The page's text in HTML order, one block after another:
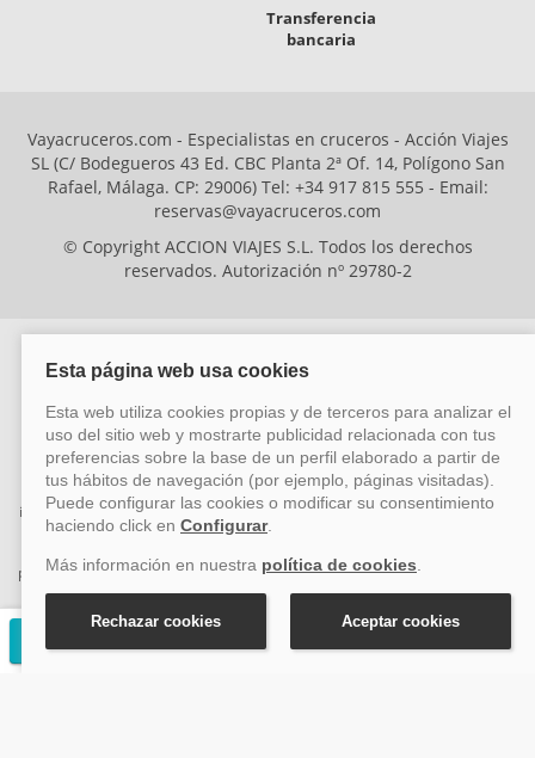
Transferencia
bancaria
Vayacruceros.com - Especialistas en cruceros - Acción Viajes
SL (C/ Bodegueros 43 Ed. CBC Planta 2ª Of. 14, Polígono San
Rafael, Málaga. CP: 29006) Tel: +34 917 815 555 - Email:
reservas@vayacruceros.com
© Copyright ACCION VIAJES S.L. Todos los derechos
reservados. Autorización nº 29780-2
ACCION VIAJES SL ha sido beneficiaria del Fondo Europeo de Desarrollo
Regional (FEDER), cuyo objetivo es mejorar la competitividad de las pymes
mediante el impulso de la innovación, el desarrollo tecnológico, la
investigación de calidad y el uso seguro y fiable del ciberespacio. Gracias a
esta financiación, la empresa ha puesto en marcha un Plan de Acción
promoviendo la innovación y la ciberseguridad. Para ello, ha contado con el
apoyo de los programas Pyme Innova y Pyme Cibersegura de la Cámara
de Comercio de Málaga. #EuropaSeSiente